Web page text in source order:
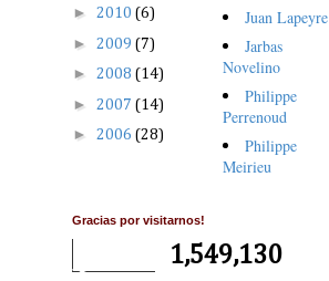
► 2010 (6)
► 2009 (7)
► 2008 (14)
► 2007 (14)
► 2006 (28)
Juan Lapeyre
Jarbas
Novelino
Philippe
Perrenoud
Philippe
Meirieu
Gracias por visitarnos!
1,549,130